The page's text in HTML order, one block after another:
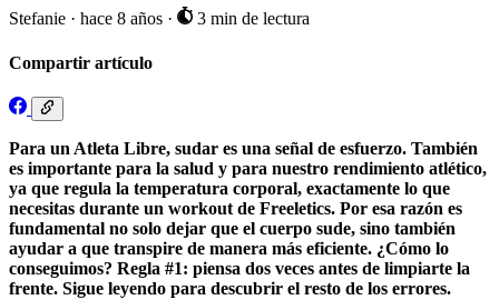
Stefanie · hace 8 años · 3 min de lectura
Compartir artículo
Para un Atleta Libre, sudar es una señal de esfuerzo. También
es importante para la salud y para nuestro rendimiento atlético,
ya que regula la temperatura corporal, exactamente lo que
necesitas durante un workout de Freeletics. Por esa razón es
fundamental no solo dejar que el cuerpo sude, sino también
ayudar a que transpire de manera más eficiente. ¿Cómo lo
conseguimos? Regla #1: piensa dos veces antes de limpiarte la
frente. Sigue leyendo para descubrir el resto de los errores.